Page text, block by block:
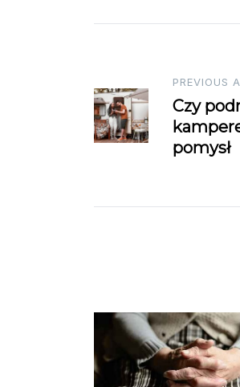
Post
PREVIOUS
Czy
pomysł